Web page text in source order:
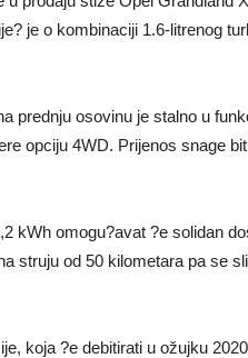
je o kombinaciji 1.6-litrenog
prednju osovinu je stalno u
opciju 4WD. Prijenos snage
kWh omogu?avat ?e solidan
struju od 50 kilometara pa se
koja ?e debitirati u ožujku